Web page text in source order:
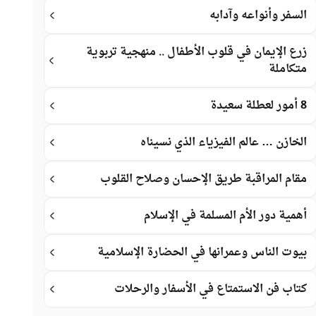
السفر وأنواعه وآدابه
زرع الإيمان في قلوب الأطفال .. منهجية تربوية
متكاملة
8 أمور لعطلة سعيدة
الخازن … عالم الفيزياء الذي نسيناه
مقام المراقبة طريق الإحسان وصلاح القلوب
أهمية دور الأم المسلمة في الإسلام
بيوت الناس وعمرانها في الحضارة الإسلامية
كتاب فن الاستمتاع في الأسفار والرحلات